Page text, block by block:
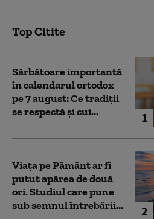
Top Citite
1
Sărbătoare importantă
în calendarul ortodox
pe 7 august: Ce tradiții
se respectă și cui...
2
Viața pe Pământ ar fi
putut apărea de două
ori. Studiul care pune
sub semnul întrebării...